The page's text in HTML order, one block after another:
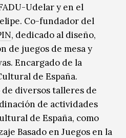
Udelar y en el
Co-fundador del
, dedicado al diseño,
de juegos de mesa y
Encargado de la
de España.
diversos talleres de
de actividades
de España, como
Basado en Juegos en la